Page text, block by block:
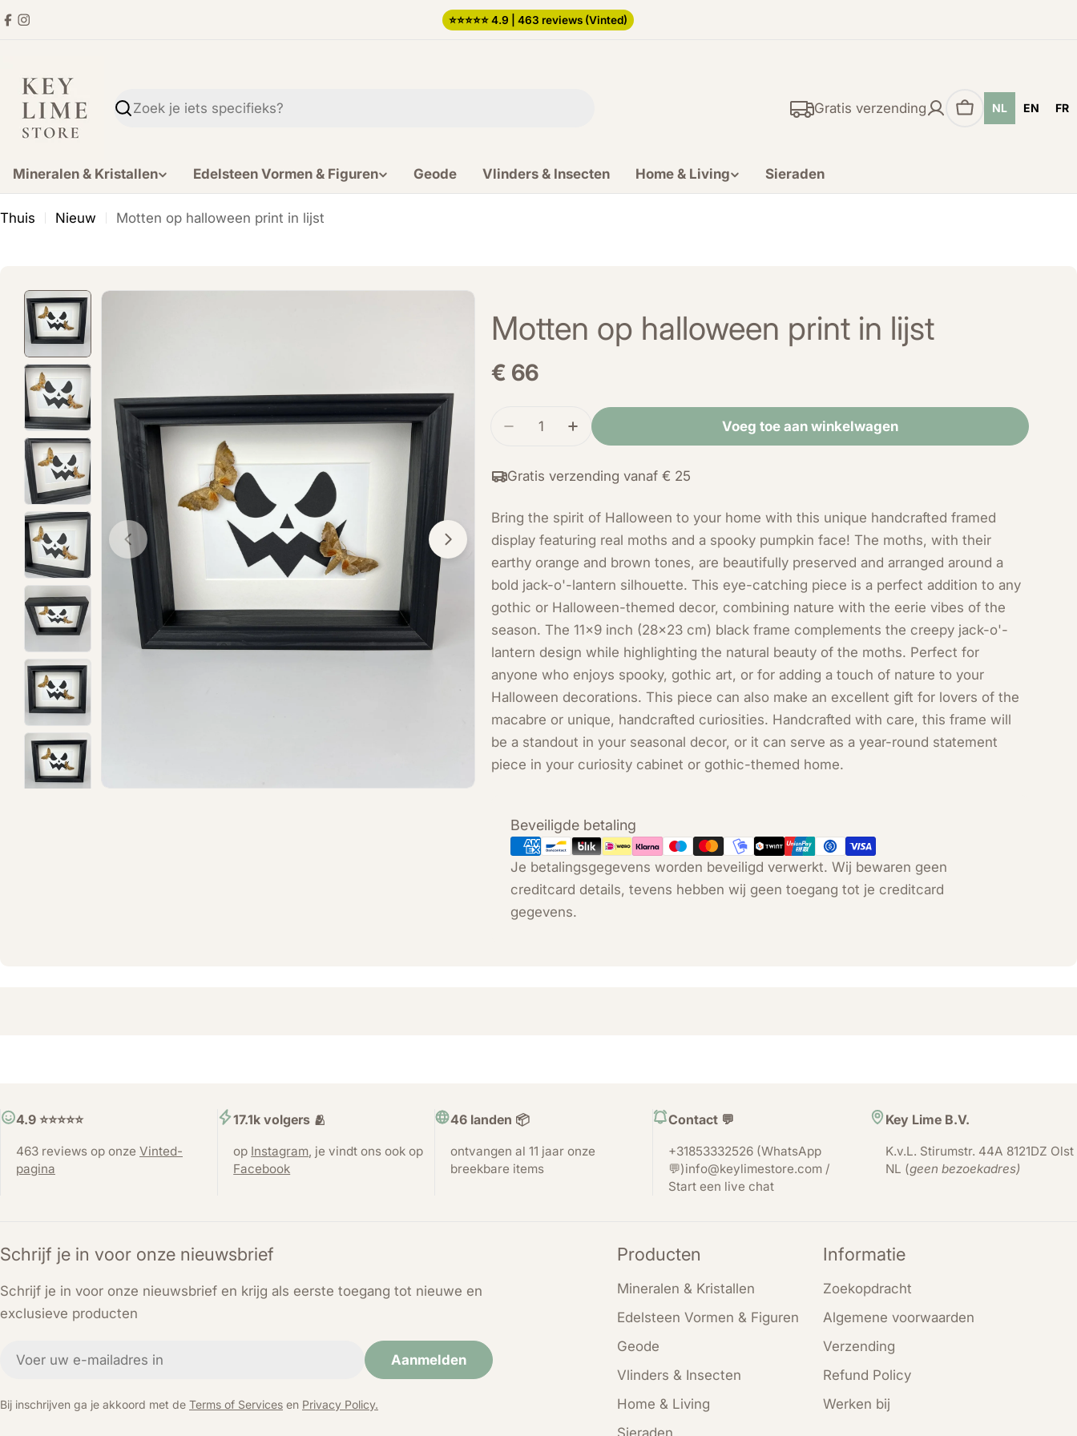
Ga
inhoud
Facebook
Instagram
⭐️⭐️⭐️⭐️⭐️ 4.9 | 463 reviews (Vinted)
Zoekopdracht
Gratis verzending
Winkelwagen
NL EN FR
Mineralen & Kristallen Edelsteen Vormen & Figuren Geode Vlinders & Insecten Home & Living Sieraden
Thuis Nieuw Motten op halloween print in lijst
Open media 0 in modal Open media 1 in modal Open media 2 in modal
Motten op halloween print in lijst
Normale
€ 66
Hoeveelheid
Verminder de hoeveelheid voor Motten op halloween print in lijst
Verhoog de hoeveelheid voor Motten op halloween print in lijst
Voeg toe aan winkelwagen
Gratis verzending vanaf € 25
Bring the spirit of Halloween to your home with this unique handcrafted framed
display featuring real moths and a spooky pumpkin face! The moths, with their
earthy orange and brown tones, are beautifully preserved and arranged around a
bold jack-o'-lantern silhouette. This eye-catching piece is a perfect addition to any
gothic or Halloween-themed decor, combining nature with the eerie vibes of the
season. The 11x9 inch (28x23 cm) black frame complements the creepy jack-o'-
lantern design while highlighting the natural beauty of the moths. Perfect for
anyone who enjoys spooky, gothic art, or for adding a touch of nature to your
Halloween decorations. This piece can also make an excellent gift for lovers of the
macabre or unique, handcrafted curiosities. Handcrafted with care, this frame will
be a standout in your seasonal decor, or it can serve as a year-round statement
piece in your curiosity cabinet or gothic-themed home.
Beveiligde betaling
Betaalmethoden
Je betalingsgegevens worden beveiligd verwerkt. Wij bewaren geen
creditcard details, tevens hebben wij geen toegang tot je creditcard
gegevens.
4.9 ⭐️⭐️⭐️⭐️⭐️
463 reviews op onze Vinted-
pagina
17.1k volgers 🫂
op Instagram, je vindt ons ook op
Facebook
46 landen 📦
ontvangen al 11 jaar onze
breekbare items
Contact 💬
+31853332526 (WhatsApp
💬)info@keylimestore.com /
Start een live chat
Key Lime B.V.
K.v.L. Stirumstr. 44A 8121DZ Olst
NL (geen bezoekadres)
Schrijf je in voor onze nieuwsbrief
Schrijf je in voor onze nieuwsbrief en krijg als eerste toegang tot nieuwe en
exclusieve producten
Aanmelden
Bij inschrijven ga je akkoord met de Terms of Services en Privacy Policy.
Producten
Mineralen & Kristallen
Edelsteen Vormen & Figuren
Geode
Vlinders & Insecten
Home & Living
Sieraden
Informatie
Zoekopdracht
Algemene voorwaarden
Verzending
Refund Policy
Werken bij